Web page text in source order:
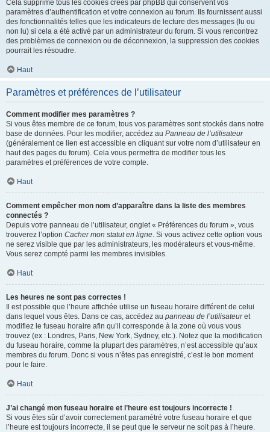
Cela supprime tous les cookies créés par phpBB qui conservent vos
paramètres d’authentification et votre connexion au forum. Ils fournissent aussi
des fonctionnalités telles que les indicateurs de lecture des messages (lu ou
non lu) si cela a été activé par un administrateur du forum. Si vous rencontrez
des problèmes de connexion ou de déconnexion, la suppression des cookies
pourrait les résoudre.
Haut
Paramètres et préférences de l’utilisateur
Comment modifier mes paramètres ?
Si vous êtes membre de ce forum, tous vos paramètres sont stockés dans notre
base de données. Pour les modifier, accédez au Panneau de l’utilisateur
(généralement ce lien est accessible en cliquant sur votre nom d’utilisateur en
haut des pages du forum). Cela vous permettra de modifier tous les
paramètres et préférences de votre compte.
Haut
Comment empêcher mon nom d’apparaître dans la liste des membres
connectés ?
Depuis votre panneau de l’utilisateur, onglet « Préférences du forum », vous
trouverez l’option Cacher mon statut en ligne. Si vous activez cette option vous
ne serez visible que par les administrateurs, les modérateurs et vous-même.
Vous serez compté parmi les membres invisibles.
Haut
Les heures ne sont pas correctes !
Il est possible que l’heure affichée utilise un fuseau horaire différent de celui
dans lequel vous êtes. Dans ce cas, accédez au panneau de l’utilisateuret
modifiez le fuseau horaire afin qu’il corresponde à la zone où vous vous
trouvez (ex : Londres, Paris, New York, Sydney, etc.). Notez que la modification
du fuseau horaire, comme la plupart des paramètres, n’est accessible qu’aux
membres du forum. Donc si vous n’êtes pas enregistré, c’est le bon moment
pour le faire.
Haut
J’ai changé mon fuseau horaire et l’heure est toujours incorrecte !
Si vous êtes sûr d’avoir correctement paramétré votre fuseau horaire et que
l’heure est toujours incorrecte, il se peut que le serveur ne soit pas à l’heure.